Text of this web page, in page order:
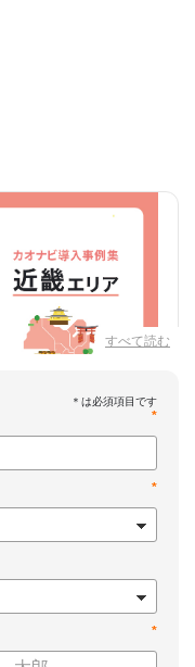
すべて読む
*
*
*